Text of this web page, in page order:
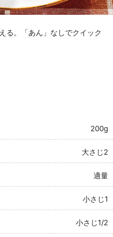
る。「あん」なしでクイック
200g
大さじ2
適量
小さじ1
小さじ1/2